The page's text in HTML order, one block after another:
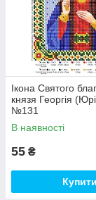
Ікона Святого
князя Георгія
№131
В наявності
55 ₴
Купити